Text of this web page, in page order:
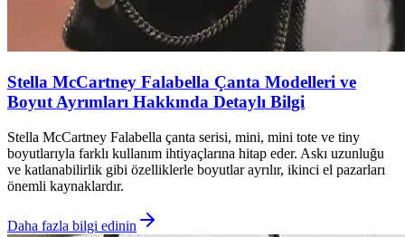
Stella McCartney Falabella Çanta Modelleri ve
Boyut Ayrımları Hakkında Detaylı Bilgi
Stella McCartney Falabella çanta serisi, mini, mini tote ve tiny
boyutlarıyla farklı kullanım ihtiyaçlarına hitap eder. Askı uzunluğu
ve katlanabilirlik gibi özelliklerle boyutlar ayrılır, ikinci el pazarları
önemli kaynaklardır.
Daha fazla bilgi edinin